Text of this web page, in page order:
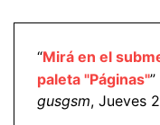
“Mirá en el
paleta "Páginas"”
gusgsm, Jueves